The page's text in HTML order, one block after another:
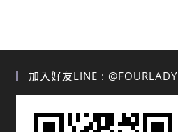
加入好友LINE : @FOURLADY